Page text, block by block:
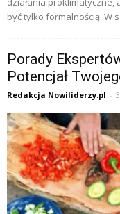
być tylko formalnością. W
Porady
Potencjał
Redakcja Nowiliderzy.pl -